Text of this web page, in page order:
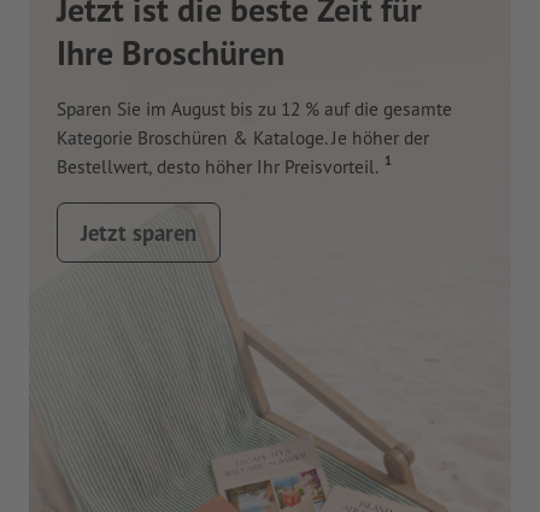
Jetzt ist die beste Zeit für
Ihre Broschüren
Sparen Sie im August bis zu 12 % auf die gesamte
Kategorie Broschüren & Kataloge. Je höher der
Bestellwert, desto höher Ihr Preisvorteil. 1
Jetzt sparen